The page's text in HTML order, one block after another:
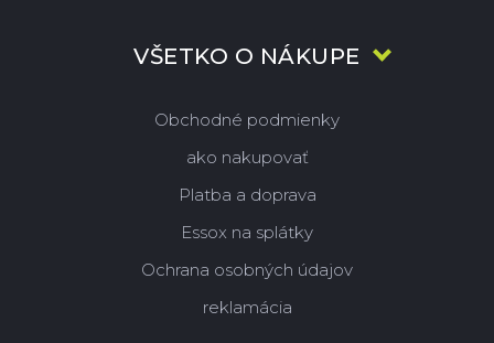
VŠETKO O NÁKUPE
Obchodné podmienky
ako nakupovať
Platba a doprava
Essox na splátky
Ochrana osobných údajov
reklamácia